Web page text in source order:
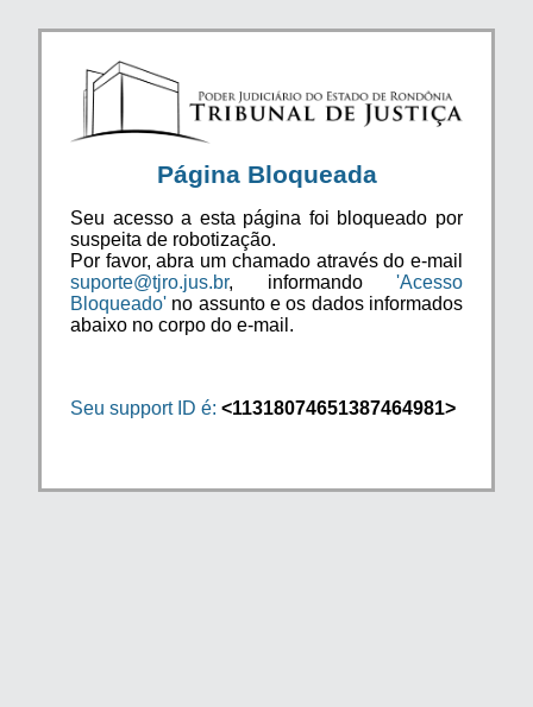
Página Bloqueada
Seu acesso a esta página foi bloqueado por
suspeita de robotização.
Por favor, abra um chamado através do e-mail
suporte@tjro.jus.br, informando 'Acesso
Bloqueado' no assunto e os dados informados
abaixo no corpo do e-mail.
Seu support ID é: <11318074651387464981>